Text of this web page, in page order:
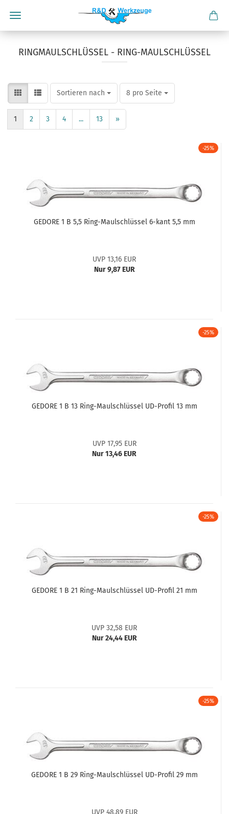
RINGMAULSCHLÜSSEL - RING-MAULSCHLÜSSEL
Sortieren nach
Sortieren nach 8 pro Seite
pro Seite
1 2 3 4 ... 13 »
-25%
GEDORE 1 B 5,5 Ring-Maulschlüssel 6-kant 5,5 mm
UVP 13,16 EUR
Nur 9,87 EUR
-25%
GEDORE 1 B 13 Ring-Maulschlüssel UD-Profil 13 mm
UVP 17,95 EUR
Nur 13,46 EUR
-25%
GEDORE 1 B 21 Ring-Maulschlüssel UD-Profil 21 mm
UVP 32,58 EUR
Nur 24,44 EUR
-25%
GEDORE 1 B 29 Ring-Maulschlüssel UD-Profil 29 mm
UVP 48,89 EUR